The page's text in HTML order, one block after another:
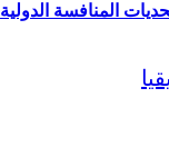
المنافسة الدولية